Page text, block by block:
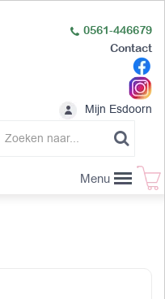
0561-446679
Contact
Mijn Esdoorn
Menu